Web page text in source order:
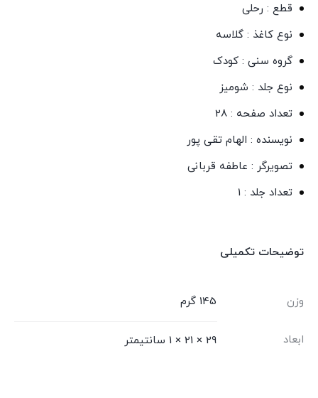
قطع : رحلی
نوع کاغذ : گلاسه
گروه سنی : کودک
نوع جلد : شومیز
تعداد صفحه : 28
نویسنده : الهام تقی پور
تصویرگر : عاطفه قربانی
تعداد جلد : 1
توضیحات تکمیلی
وزن 145 گرم
ابعاد 29 × 21 × 1 سانتیمتر